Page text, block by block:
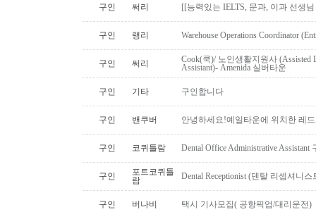
구인 써리 [[능력있는 IELTS, 문과, 이과 선생
구인 랭리 Warehouse Operations Coordinator
구인 써리
Cook(쿡)/ 노인생활지원사 (Assisted
Assistant)- Amenida 실버타운
구인 기타 구인합니다
구인 밴쿠버 안녕하세요!예일타운에 위치한 레
구인 코퀴틀람 Dental Office Administrative Assistant
구인
포트코퀴틀
람
Dental Receptionist (덴탈 리셉셔니
구인 버나비 택시 기사모집( 공항픽업/대리운전)